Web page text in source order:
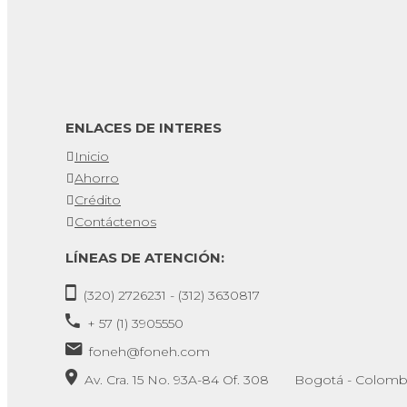
ENLACES DE INTERES
Inicio
Ahorro
Crédito
Contáctenos
LÍNEAS DE ATENCIÓN:
(320) 2726231 - (312) 3630817
+ 57 (1) 3905550
foneh@foneh.com
Av. Cra. 15 No. 93A-84 Of. 308 Bogotá -